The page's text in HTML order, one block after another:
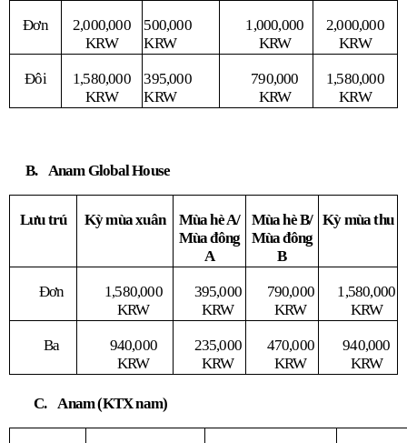
Đơn
2,000,000
KRW
500,000
KRW
1,000,000
KRW
2,000,000
KRW
Đôi
1,580,000
KRW
395,000
KRW
790,000
KRW
1,580,000
KRW
Anam Global House
Lưu trú Kỳ mùa xuân
Mùa hè A/
Mùa đông
A
Mùa hè B/
Mùa đông
B
Kỳ mùa thu
Đơn
1,580,000
KRW
395,000
KRW
790,000
KRW
1,580,000
KRW
Ba
940,000
KRW
235,000
KRW
470,000
KRW
940,000
KRW
Anam (KTX nam)